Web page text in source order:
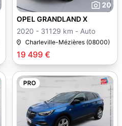
20
19 499 €
OPEL GRANDLAND X
2020 - 31129 km - Auto
Charleville-Mézières (08000)
PRO